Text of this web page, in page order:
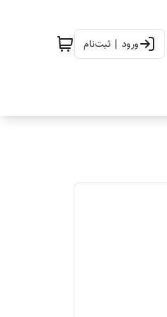
ورود | ثبت‌نام